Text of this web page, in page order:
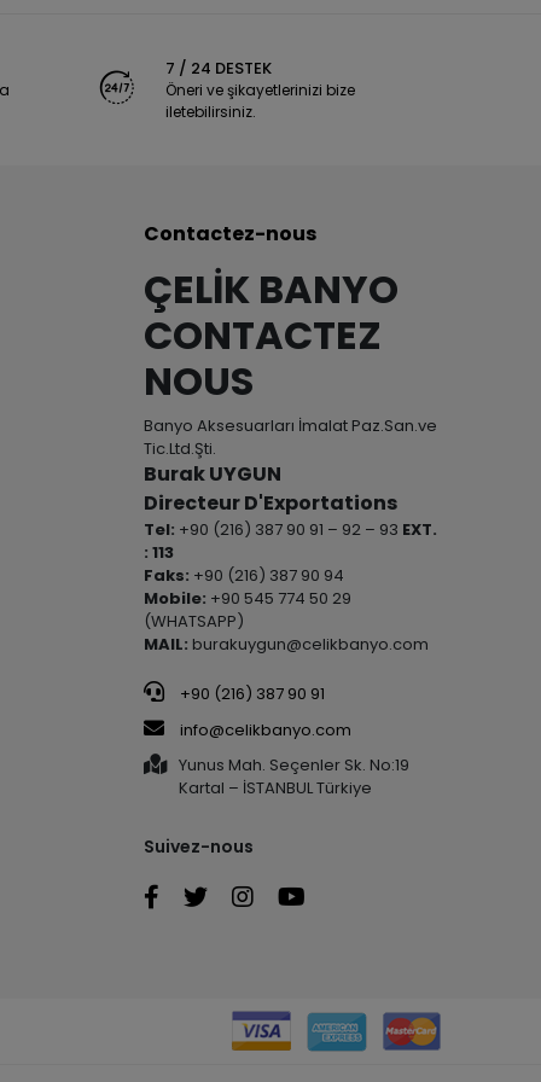
7 / 24 DESTEK
Öneri ve şikayetlerinizi bize
iletebilirsiniz.
Contactez-nous
ÇELİK BANYO
CONTACTEZ
NOUS
Banyo Aksesuarları İmalat Paz.San.ve
Tic.Ltd.Şti.
Burak UYGUN
Directeur D'Exportations
Tel: +90 (216) 387 90 91 – 92 – 93 EXT.
: 113
Faks: +90 (216) 387 90 94
Mobile: +90 545 774 50 29
(WHATSAPP)
MAIL: burakuygun@celikbanyo.com
+90 (216) 387 90 91
info@celikbanyo.com
Yunus Mah. Seçenler Sk. No:19
Kartal – İSTANBUL Türkiye
Suivez-nous